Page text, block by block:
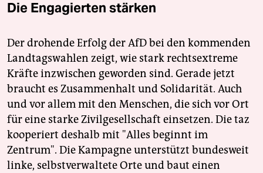
Die Engagierten stärken
Der drohende Erfolg der AfD bei den kommenden
Landtagswahlen zeigt, wie stark rechtsextreme
Kräfte inzwischen geworden sind. Gerade jetzt
braucht es Zusammenhalt und Solidarität. Auch
und vor allem mit den Menschen, die sich vor Ort
für eine starke Zivilgesellschaft einsetzen. Die taz
kooperiert deshalb mit "Alles beginnt im
Zentrum". Die Kampagne unterstützt bundesweit
linke, selbstverwaltete Orte und baut einen